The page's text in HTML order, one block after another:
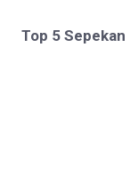
Top 5 Sepekan